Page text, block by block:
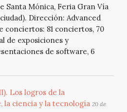
Santa Mónica, Feria Gran Vía
Dirección: Advanced
conciertos: 81 conciertos, 70
de exposiciones y
de software, 6
Los logros de la
la ciencia y la tecnología 20 de